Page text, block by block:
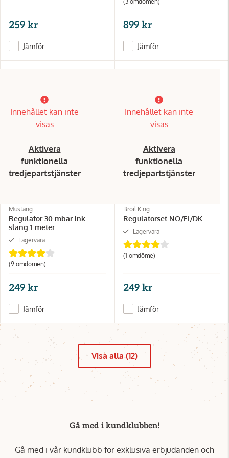
259 kr
Jämför
899 kr
Jämför
Innehållet kan inte
visas
Aktivera
funktionella
tredjepartstjänster
Mustang
Regulator 30 mbar ink
slang 1 meter
Lagervara
(9 omdömen)
249 kr
Jämför
Innehållet kan inte
visas
Aktivera
funktionella
tredjepartstjänster
Broil King
Regulatorset NO/FI/DK
Lagervara
(1 omdöme)
249 kr
Jämför
Visa alla (12)
Gå med i kundklubben!
Gå med i vår kundklubb för exklusiva erbjudanden och